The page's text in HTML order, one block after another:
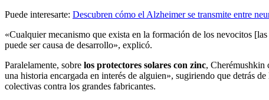
Puede interesarte: Descubren cómo el Alzheimer se transmite entre
«Cualquier mecanismo que exista en la formación de los nevocitos
puede ser causa de desarrollo», explicó.
Paralelamente, sobre los protectores solares con zinc, Cherémushkin
una historia encargada en interés de alguien», sugiriendo que detrás
colectivas contra los grandes fabricantes.